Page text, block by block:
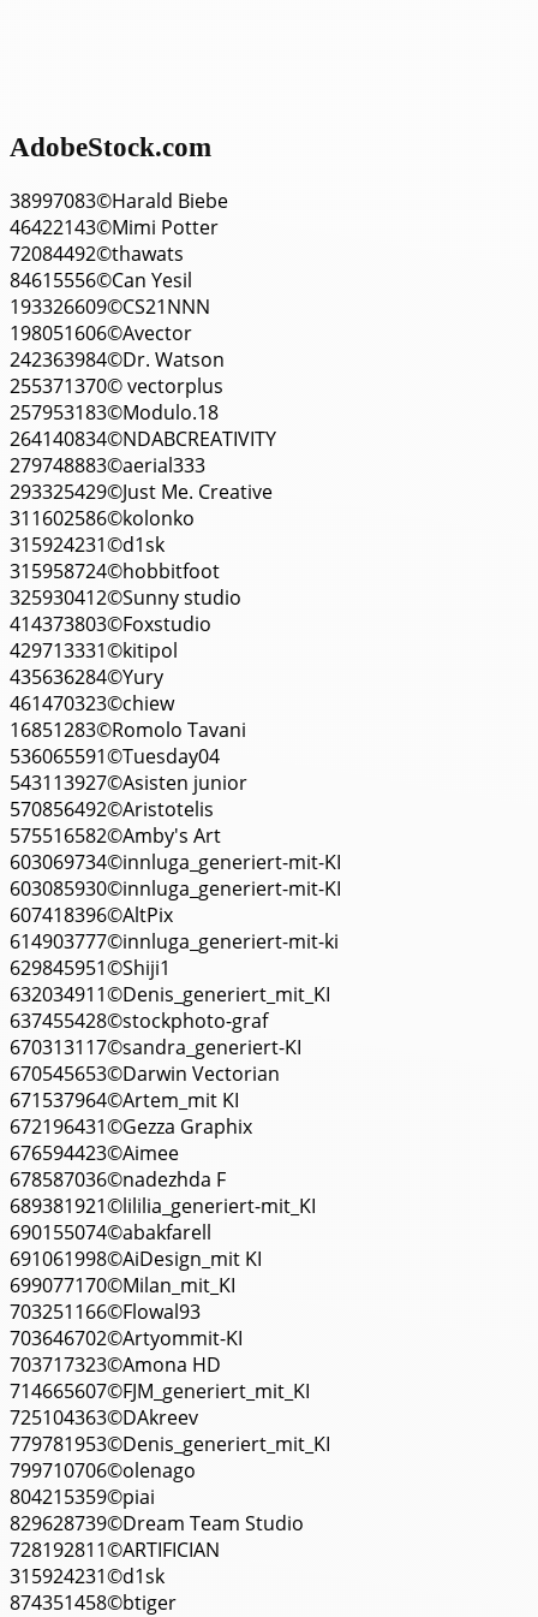
AdobeStock.com
38997083©Harald Biebe
46422143©Mimi Potter
72084492©thawats
84615556©Can Yesil
193326609©CS21NNN
198051606©Avector
242363984©Dr. Watson
255371370© vectorplus
257953183©Modulo.18
264140834©NDABCREATIVITY
279748883©aerial333
293325429©Just Me. Creative
311602586©kolonko
315924231©d1sk
315958724©hobbitfoot
325930412©Sunny studio
414373803©Foxstudio
429713331©kitipol
435636284©Yury
461470323©chiew
16851283©Romolo Tavani
536065591©Tuesday04
543113927©Asisten junior
570856492©Aristotelis
575516582©Amby's Art
603069734©innluga_generiert-mit-KI
603085930©innluga_generiert-mit-KI
607418396©AltPix
614903777©innluga_generiert-mit-ki
629845951©Shiji1
632034911©Denis_generiert_mit_KI
637455428©stockphoto-graf
670313117©sandra_generiert-KI
670545653©Darwin Vectorian
671537964©Artem_mit KI
672196431©Gezza Graphix
676594423©Aimee
678587036©nadezhda F
689381921©lililia_generiert-mit_KI
690155074©abakfarell
691061998©AiDesign_mit KI
699077170©Milan_mit_KI
703251166©Flowal93
703646702©Artyommit-KI
703717323©Amona HD
714665607©FJM_generiert_mit_KI
725104363©DAkreev
779781953©Denis_generiert_mit_KI
799710706©olenago
804215359©piai
829628739©Dream Team Studio
728192811©ARTIFICIAN
315924231©d1sk
874351458©btiger